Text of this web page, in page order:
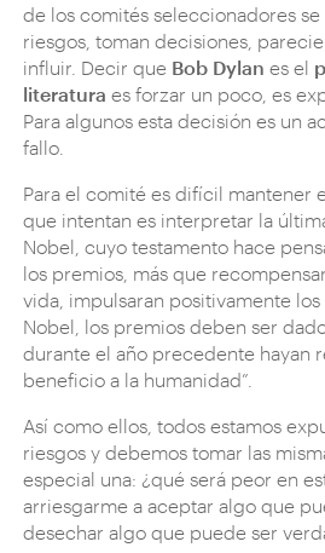
de los comités seleccionadores
riesgos, toman decisiones,
influir. Decir que Bob Dylan es el
literatura es forzar un poco, es
Para algunos esta decisión es un
fallo.
Para el comité es difícil mantener
que intentan es interpretar la
Nobel, cuyo testamento hace
los premios, más que
vida, impulsaran positivamente
Nobel, los premios deben ser
durante el año precedente hayan
beneficio a la humanidad”.
Así como ellos, todos estamos
riesgos y debemos tomar las
especial una: ¿qué será peor en
arriesgarme a aceptar algo que
desechar algo que puede ser